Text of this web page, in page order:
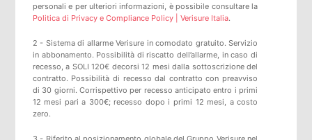
personali e per ulteriori informazioni, è possibile consultare la
Politica di Privacy e Compliance Policy | Verisure Italia.
2 - Sistema di allarme Verisure in comodato gratuito. Servizio
in abbonamento. Possibilità di riscatto dell’allarme, in caso di
recesso, a SOLI 120€ decorsi 12 mesi dalla sottoscrizione del
contratto. Possibilità di recesso dal contratto con preavviso
di 30 giorni. Corrispettivo per recesso anticipato entro i primi
12 mesi pari a 300€; recesso dopo i primi 12 mesi, a costo
zero.